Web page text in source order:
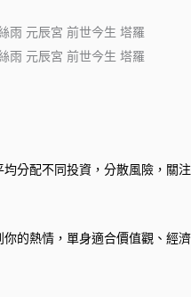
分配不同投資，分散風險，關注
的熱情，單身適合價值觀、經濟